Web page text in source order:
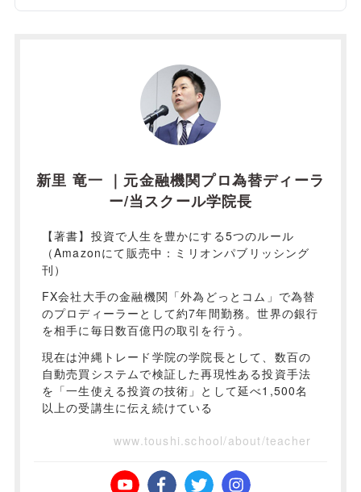
新里 竜一 ｜元金融機関プロ為替ディーラ
ー/当スクール学院長
【著書】投資で人生を豊かにする5つのルール
（Amazonにて販売中：ミリオンパブリッシング
刊）
FX会社大手の金融機関「外為どっとコム」で為替
のプロディーラーとして約7年間勤務。世界の銀行
を相手に毎日数百億円の取引を行う。
現在は沖縄トレード学院の学院長として、数百の
自動売買システムで検証した再現性ある投資手法
を「一生使える投資の技術」として延べ1,500名
以上の受講生に伝え続けている
www.toushi.school/about/teacher